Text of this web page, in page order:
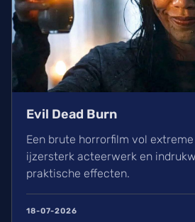
Evil Dead Burn
Een brute horrorfilm vol
ijzersterk acteerwerk en
praktische effecten.
18-07-2026